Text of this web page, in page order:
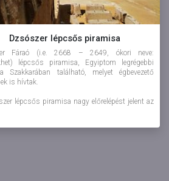
Dzsószer lépcsős piramisa
Fáraó (i.e. 2668 – 2649, ókori neve:
lépcsős piramisa, Egyiptom legrégebbi
Szakkarában található, melyet égbevezető
is hívtak.
lépcsős piramisa nagy előrelépést jelent az